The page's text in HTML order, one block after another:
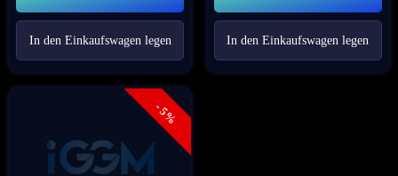
In den Einkaufswagen legen In den Einkaufswagen legen
- 5%